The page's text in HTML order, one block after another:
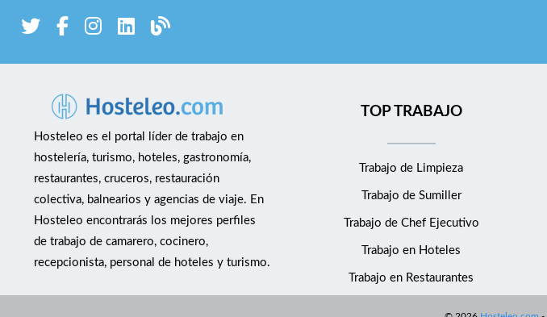
Hosteleo es el portal líder de trabajo en
hostelería, turismo, hoteles, gastronomía,
restaurantes, cruceros, restauración
colectiva, balnearios y agencias de viaje. En
Hosteleo encontrarás los mejores perfiles
de trabajo de camarero, cocinero,
recepcionista, personal de hoteles y turismo.
TOP TRABAJO
Trabajo de Limpieza
Trabajo de Sumiller
Trabajo de Chef Ejecutivo
Trabajo en Hoteles
Trabajo en Restaurantes